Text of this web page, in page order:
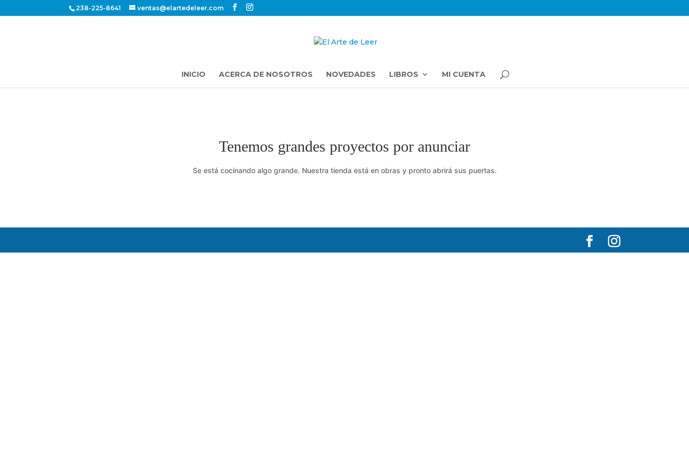
238-225-8641 ventas@elartedeleer.com
INICIO ACERCA DE NOSOTROS NOVEDADES LIBROS MI CUENTA
Tenemos grandes proyectos por anunciar
Se está cocinando algo grande. Nuestra tienda está en obras y pronto abrirá sus puertas.